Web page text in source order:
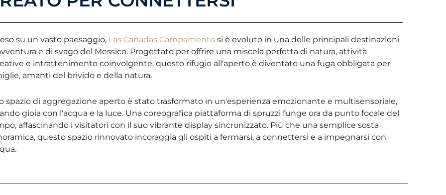
su un vasto paesaggio, Las Cañadas Campamento si è evoluto in una delle principali destinazioni
e di svago del Messico. Progettato per offrire una miscela perfetta di natura, attività
e intrattenimento coinvolgente, questo rifugio all'aperto è diventato una fuga obbligata per
amanti del brivido e della natura.
spazio di aggregazione aperto è stato trasformato in un'esperienza emozionante e multisensoriale,
gioia con l'acqua e la luce. Una coreografica piattaforma di spruzzi funge ora da punto focale del
affascinando i visitatori con il suo vibrante display sincronizzato. Più che una semplice sosta
questo spazio rinnovato incoraggia gli ospiti a fermarsi, a connettersi e a impegnarsi con